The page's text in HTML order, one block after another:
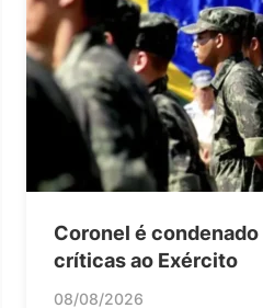
Coronel é
críticas ao Exército
08/08/2026